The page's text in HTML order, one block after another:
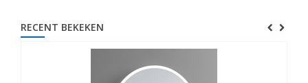
RECENT BEKEKEN